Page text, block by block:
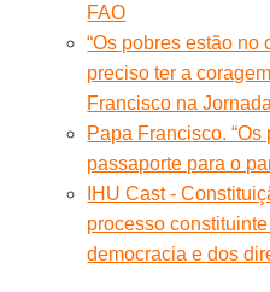
FAO
“Os pobres estão no
preciso ter a
Francisco na
Papa Francisco.
passaporte para o
IHU Cast -
processo
democracia e dos